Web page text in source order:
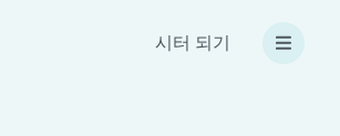
시터 되기